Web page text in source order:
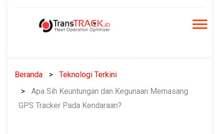
Beranda
Teknologi Terkini
Apa Sih Keuntungan dan Kegunaan Memasang
GPS Tracker Pada Kendaraan?